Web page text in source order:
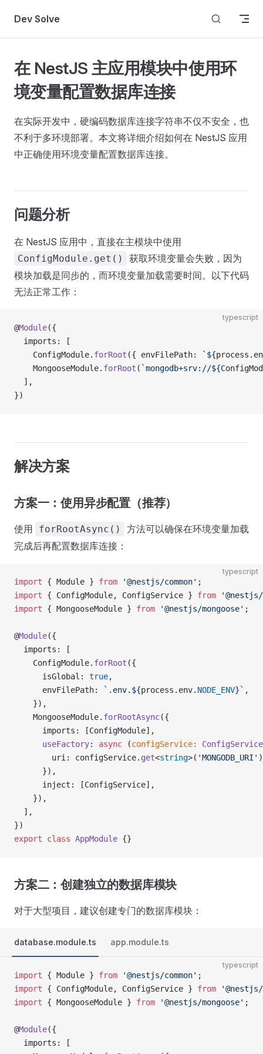
Skip to content
Dev Solve
在 NestJS 主应用模块中使用环
境变量配置数据库连接
在实际开发中，硬编码数据库连接字符串不仅不安全，也
不利于多环境部署。本文将详细介绍如何在 NestJS 应用
中正确使用环境变量配置数据库连接。
问题分析
在 NestJS 应用中，直接在主模块中使用
ConfigModule.get()
获取环境变量会失败，因为
模块加载是同步的，而环境变量加载需要时间。以下代码
无法正常工作：
typescript
@Module({
  imports: [
    ConfigModule.
forRoot ({ envFilePath: `${process .
    MongooseModule.
forRoot ( `mongodb+srv://${
  ],
})
解决方案
方案一：使用异步配置（推荐）
使用 forRootAsync()
方法可以确保在环境变量加载
完成后再配置数据库连接：
typescript
import { Module } from '@nestjs/common' ;
import { ConfigModule, ConfigService } from
import { MongooseModule } from '@nestjs/mongoose' ;
@Module({
  imports: [
    ConfigModule.
forRoot ({
      isGlobal:
true,
      envFilePath:
`.env.${process . env. NODE_ENV}` ,
    }),
    MongooseModule.
forRootAsync({
      imports: [ConfigModule],
      useFactory
: async (configService:
ConfigService
        uri: configService.
get<string>( 'MONGODB_URI'
      }),
      inject: [ConfigService],
    }),
  ],
})
export class AppModule {}
方案二：创建独立的数据库模块
对于大型项目，建议创建专门的数据库模块：
database.module.ts app.module.ts
typescript
import { Module } from '@nestjs/common' ;
import { ConfigModule, ConfigService } from
import { MongooseModule } from '@nestjs/mongoose' ;
@Module({
  imports: [